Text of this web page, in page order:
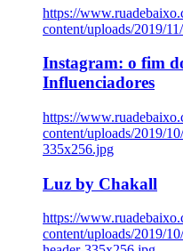
https://
content/uploads/2019/
Instagram: o fim
Influenciadores
https://
content/uploads/2019/
335x256.jpg
Luz by Chakall
https://
content/uploads/2019/